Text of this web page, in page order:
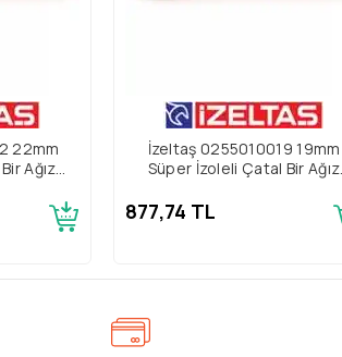
22mm
Ağız
İzeltaş 0255010019 19mm
Süper İzoleli Çatal Bir Ağız
877,74 TL